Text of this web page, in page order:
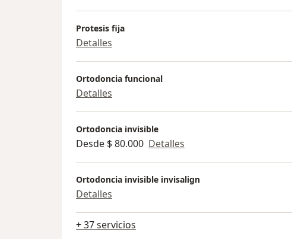
Protesis fija
Detalles
Ortodoncia funcional
Detalles
Ortodoncia invisible
Desde $ 80.000 Detalles
Ortodoncia invisible invisalign
Detalles
+ 37 servicios